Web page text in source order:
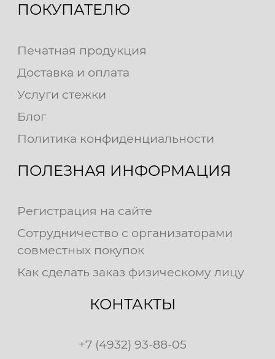
ПОКУПАТЕЛЮ
Печатная продукция
Доставка и оплата
Услуги стежки
Блог
Политика конфиденциальности
ПОЛЕЗНАЯ ИНФОРМАЦИЯ
Регистрация на сайте
Сотрудничество с организаторами
совместных покупок
Как сделать заказ физическому лицу
КОНТАКТЫ
+7 (4932) 93-88-05